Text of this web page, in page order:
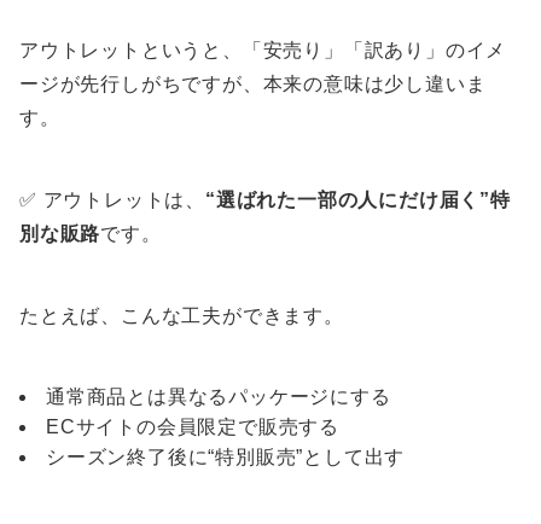
アウトレットというと、「安売り」「訳あり」のイメ
ージが先行しがちですが、本来の意味は少し違いま
す。
✅ アウトレットは、 “選ばれた一部の人にだけ届く”特
別な販路です。
たとえば、こんな工夫ができます。
通常商品とは異なるパッケージにする
ECサイトの会員限定で販売する
シーズン終了後に“特別販売”として出す